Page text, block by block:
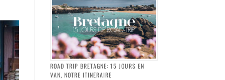
ROAD TRIP BRETAGNE: 15 JOURS EN
VAN, NOTRE ITINERAIRE